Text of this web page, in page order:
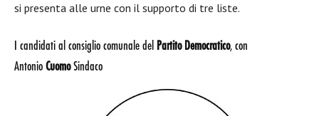
si presenta alle urne con il supporto di tre liste.
I candidati al consiglio comunale del Partito Democratico, con
Antonio CuomoSindaco